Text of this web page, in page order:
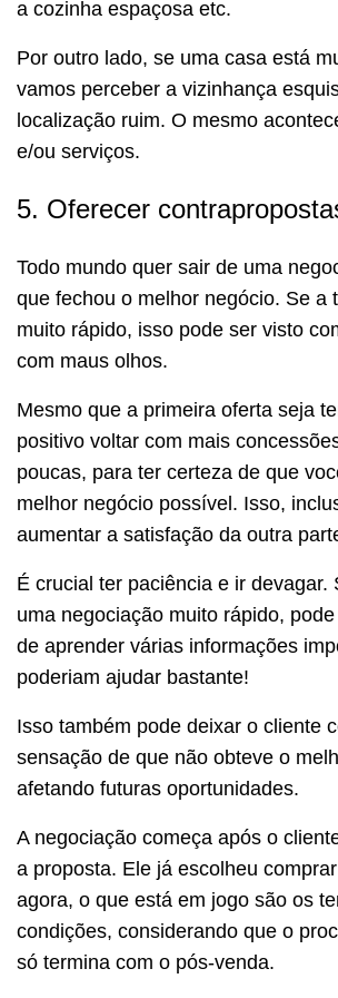
a cozinha espaçosa etc.
Por outro lado, se uma casa está
vamos perceber a vizinhança
localização ruim. O mesmo
e/ou serviços.
5. Oferecer
Todo mundo quer sair de uma
que fechou o melhor negócio. Se a
muito rápido, isso pode ser visto
com maus olhos.
Mesmo que a primeira oferta seja
positivo voltar com mais
poucas, para ter certeza de que
melhor negócio possível. Isso,
aumentar a satisfação da outra
É crucial ter paciência e ir devagar.
uma negociação muito rápido,
de aprender várias informações
poderiam ajudar bastante!
Isso também pode deixar o cliente
sensação de que não obteve o
afetando futuras oportunidades.
A negociação começa após o
a proposta. Ele já escolheu
agora, o que está em jogo são os
condições, considerando que o
só termina com o pós-venda.